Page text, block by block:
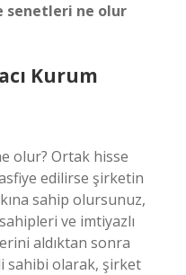
senetleri ne olur
Kurum
olur? Ortak hisse
edilirse şirketin
sahip olursunuz,
ve imtiyazlı
aldıktan sonra
sahibi olarak, şirket